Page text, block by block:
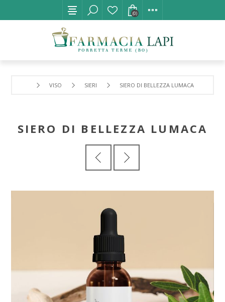
(0)
VISO SIERI SIERO DI BELLEZZA LUMACA
SIERO DI BELLEZZA LUMACA